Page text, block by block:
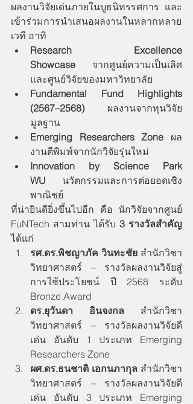
ผลงานวิจัยเด่นภายในบูธนิทรรศการ และ
เข้าร่วมการนำเสนอผลงานในหลากหลาย
เวที อาทิ
Research Excellence
Showcase จากศูนย์ความเป็นเลิศ
และศูนย์วิจัยของมหาวิทยาลัย
Fundamental Fund Highlights
(2567–2568) ผลงานจากทุนวิจัย
มูลฐาน
Emerging Researchers Zone ผล
งานตีพิมพ์จากนักวิจัยรุ่นใหม่
Innovation by Science Park
WU นวัตกรรมและการต่อยอดเชิง
พาณิชย์
ที่น่ายินดียิ่งขึ้นไปอีก คือ นักวิจัยจากศูนย์
FuNTech สามท่าน ได้รับ 3 รางวัลสำคัญ
ได้แก่
รศ.ดร.พิชญาภัค วินทะชัย สำนักวิชา
วิทยาศาสตร์ – รางวัลผลงานวิจัยสู่
การใช้ประโยชน์ ปี 2568 ระดับ
Bronze Award
ดร.ยุวันดา อินจงกล สำนักวิชา
วิทยาศาสตร์ – รางวัลผลงานวิจัยดี
เด่น อันดับ 1 ประเภท Emerging
Researchers Zone
ผศ.ดร.ธนชาติ เอกนภากุล สำนักวิชา
วิทยาศาสตร์ – รางวัลผลงานวิจัยดี
เด่น อันดับ 3 ประเภท Emerging